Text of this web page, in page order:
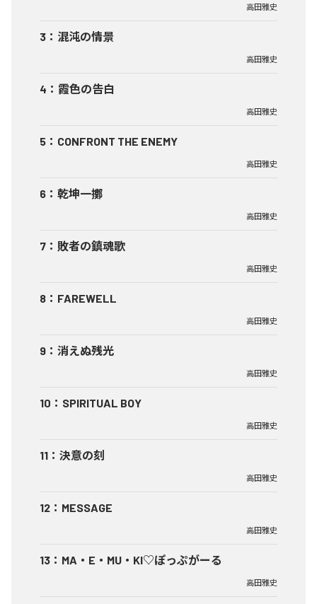
高田雅史
3 ： 混沌の情景
高田雅史
4 ： 霞色の告白
高田雅史
5 ： CONFRONT THE ENEMY
高田雅史
6 ： 乾坤一擲
高田雅史
7 ： 敗者の鎮魂歌
高田雅史
8 ： FAREWELL
高田雅史
9 ： 消えぬ残光
高田雅史
10 ： SPIRITUAL BOY
高田雅史
11 ： 決意の刻
高田雅史
12 ： MESSAGE
高田雅史
13 ： MA・E・MU・KI♡ぽっぷがーる
高田雅史